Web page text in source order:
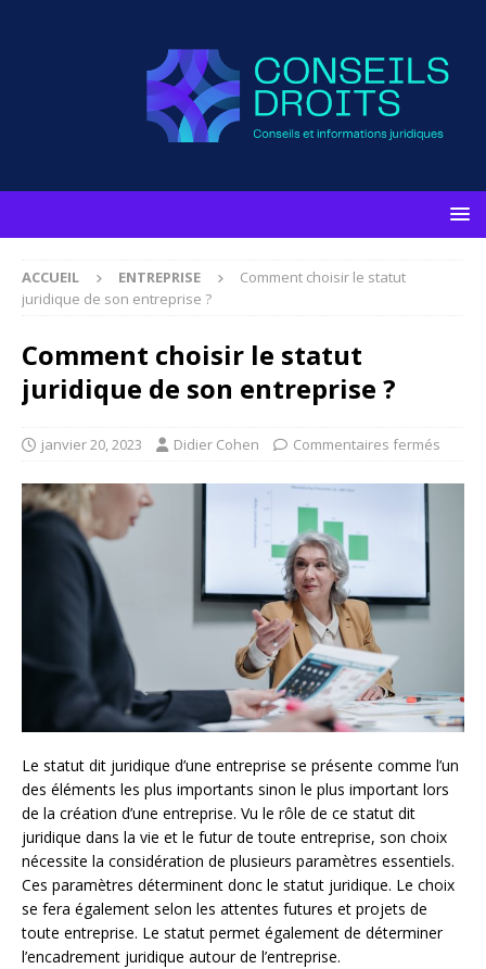
ACCUEIL ENTREPRISE
Comment choisir le statut
juridique de son entreprise ?
Comment choisir le statut
juridique de son entreprise ?
janvier 20, 2023 Didier Cohen Commentaires fermés
Le statut dit juridique d’une entreprise se présente comme l’un
des éléments les plus importants sinon le plus important lors
de la création d’une entreprise. Vu le rôle de ce statut dit
juridique dans la vie et le futur de toute entreprise, son choix
nécessite la considération de plusieurs paramètres essentiels.
Ces paramètres déterminent donc le statut juridique. Le choix
se fera également selon les attentes futures et projets de
toute entreprise. Le statut permet également de déterminer
l’encadrement juridique autour de l’entreprise.